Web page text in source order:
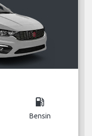
local_gas_station
Bensin